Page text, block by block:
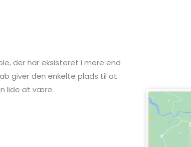
der har eksisteret i mere end
giver den enkelte plads til at
lide at være.